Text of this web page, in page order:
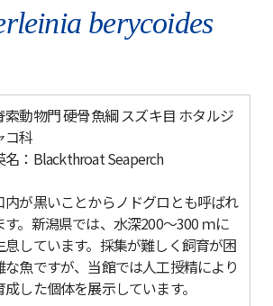
berycoides
索動物門 硬骨魚綱 スズキ目 ホタルジ
コ科
名：Blackthroat Seaperch
内が黒いことからノドグロとも呼ばれ
す。新潟県では、水深200～300 ｍに
息しています。採集が難しく飼育が困
な魚ですが、当館では人工授精により
成した個体を展示しています。